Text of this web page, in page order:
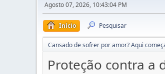
Agosto 07, 2026, 10:43:04 PM
Início Pesquisar
Cansado de sofrer por amor? Aqui
Proteção contra a